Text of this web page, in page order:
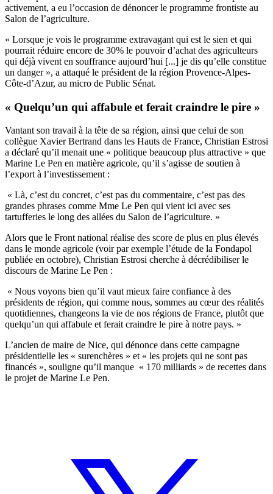
activement, a eu l’occasion de dénoncer le programme frontiste au
Salon de l’agriculture.
« Lorsque je vois le programme extravagant qui est le sien et qui
pourrait réduire encore de 30% le pouvoir d’achat des agriculteurs
qui déjà vivent en souffrance aujourd’hui [...] je dis qu’elle constitue
un danger », a attaqué le président de la région Provence-Alpes-
Côte-d’Azur, au micro de Public Sénat.
« Quelqu’un qui affabule et ferait craindre le pire »
Vantant son travail à la tête de sa région, ainsi que celui de son
collègue Xavier Bertrand dans les Hauts de France, Christian Estrosi
a déclaré qu’il menait une « politique beaucoup plus attractive » que
Marine Le Pen en matière agricole, qu’il s’agisse de soutien à
l’export à l’investissement :
« Là, c’est du concret, c’est pas du commentaire, c’est pas des
grandes phrases comme Mme Le Pen qui vient ici avec ses
tartufferies le long des allées du Salon de l’agriculture. »
Alors que le Front national réalise des score de plus en plus élevés
dans le monde agricole (voir par exemple l’étude de la Fondapol
publiée en octobre), Christian Estrosi cherche à décrédibiliser le
discours de Marine Le Pen :
« Nous voyons bien qu’il vaut mieux faire confiance à des
présidents de région, qui comme nous, sommes au cœur des réalités
quotidiennes, changeons la vie de nos régions de France, plutôt que
quelqu’un qui affabule et ferait craindre le pire à notre pays. »
L’ancien de maire de Nice, qui dénonce dans cette campagne
présidentielle les « surenchères » et « les projets qui ne sont pas
financés », souligne qu’il manque « 170 milliards » de recettes dans
le projet de Marine Le Pen.